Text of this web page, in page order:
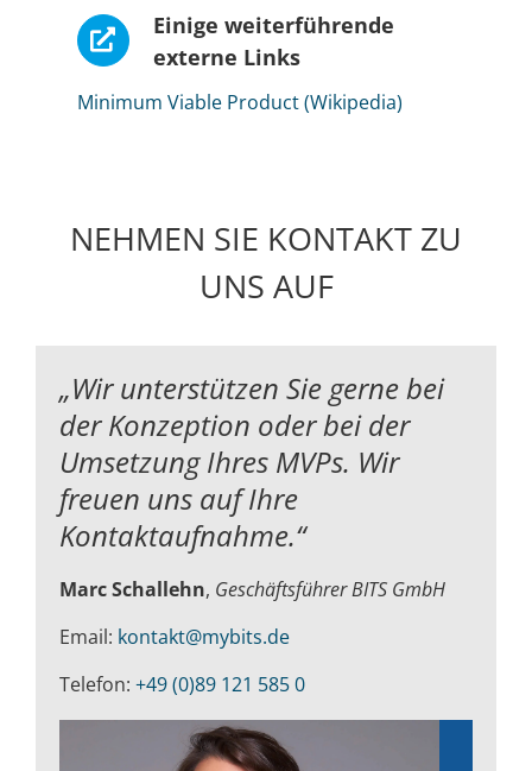
Einige weiterführende
externe Links
Minimum Viable Product (Wikipedia)
NEHMEN SIE KONTAKT ZU
UNS AUF
„Wir unterstützen Sie gerne bei
der Konzeption oder bei der
Umsetzung Ihres MVPs. Wir
freuen uns auf Ihre
Kontaktaufnahme.“
Marc Schallehn, Geschäftsführer BITS GmbH
Email: kontakt@mybits.de
Telefon: +49 (0)89 121 585 0